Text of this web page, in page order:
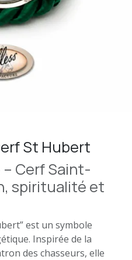
St Hubert
Cerf Saint-
spiritualité et
est un symbole
Inspirée de la
des chasseurs, elle